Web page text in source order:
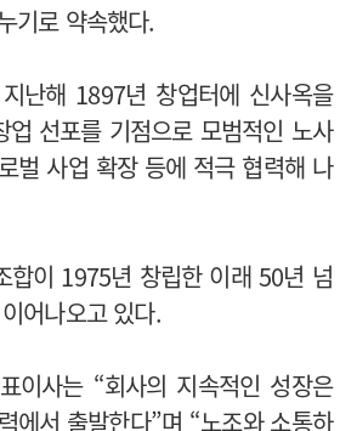
기로 약속했다.
난해 1897년 창업터에 신사옥을
업 선포를 기점으로 모범적인 노사
벌 사업 확장 등에 적극 협력해 나
합이 1975년 창립한 이래 50년 넘
어나오고 있다.
이사는 “회사의 지속적인 성장은
에서 출발한다”며 “노조와 소통하